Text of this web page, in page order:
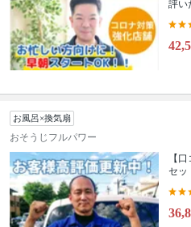
評い
お風呂×換気扇
おそうじフルパワー
【
セッ